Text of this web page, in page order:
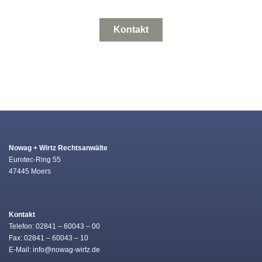
Kontakt
Nowag + Wirtz Rechtsanwälte
Eurotec-Ring 55
47445 Moers
Kontakt
Telefon: 02841 – 60043 – 00
Fax: 02841 – 60043 – 10
E-Mail: info@nowag-wirtz.de